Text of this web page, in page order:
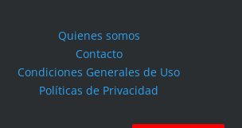
Quienes somos
Contacto
Condiciones Generales de Uso
Políticas de Privacidad